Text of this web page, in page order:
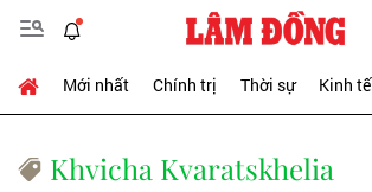
Mới nhất Chính trị Thời sự Kinh tế
Khvicha Kvaratskhelia